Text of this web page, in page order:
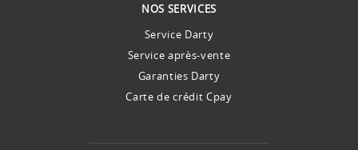
NOS SERVICES
Service Darty
Service après-vente
Garanties Darty
Carte de crédit Cpay